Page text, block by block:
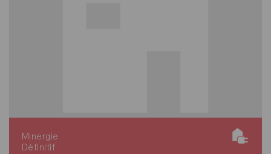
Minergie
Définitif